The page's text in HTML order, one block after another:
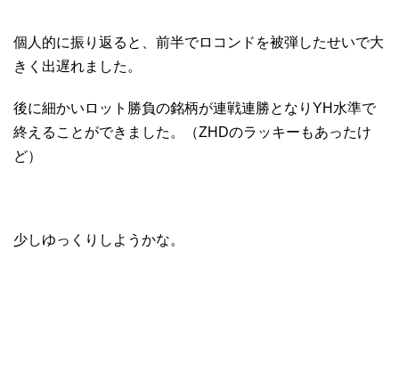
個人的に振り返ると、前半でロコンドを被弾したせいで大
きく出遅れました。
後に細かいロット勝負の銘柄が連戦連勝となりYH水準で
終えることができました。（ZHDのラッキーもあったけ
ど）
少しゆっくりしようかな。